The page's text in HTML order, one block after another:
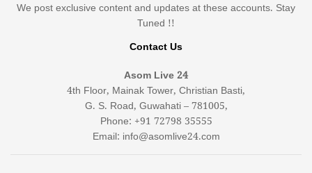
We post exclusive content and updates at these accounts. Stay
Tuned !!
Contact Us
Asom Live 24
4th Floor, Mainak Tower, Christian Basti,
G. S. Road, Guwahati – 781005,
Phone: +91 72798 35555
Email: info@asomlive24.com